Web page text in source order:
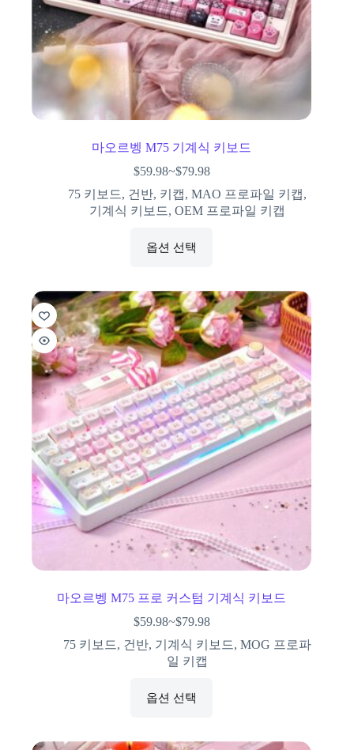
마오르벵 M75 기계식 키보드
$59.98~$79.98
75 키보드, 건반, 키캡,MAO 프로파일 키캡,
기계식 키보드,OEM 프로파일 키캡
옵션 선택
마오르벵 M75 프로 커스텀 기계식 키보드
$59.98~$79.98
75 키보드, 건반, 기계식 키보드,MOG 프로파
일 키캡
옵션 선택